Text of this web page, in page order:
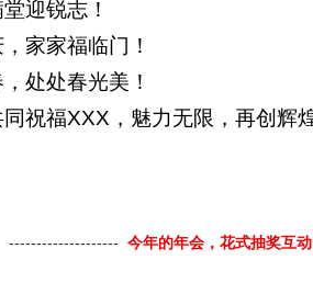
迎锐志！
家家福临门！
处处春光美！
祝福XXX ，魅力无限，再创辉
-------------------- 今年的年会，花式抽奖互